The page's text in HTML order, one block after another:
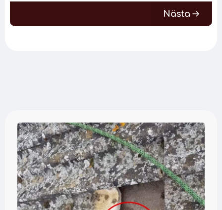
Nästa